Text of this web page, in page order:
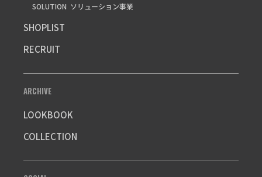
SOLUTION ソリューション事業
SHOPLIST
RECRUIT
ARCHIVE
LOOKBOOK
COLLECTION